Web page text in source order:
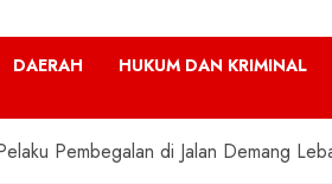
DAERAH HUKUM DAN KRIMINAL
Pembegalan di Jalan Demang